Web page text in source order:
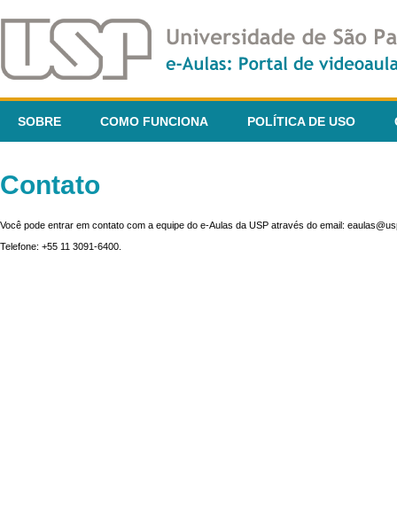
SOBRE COMO FUNCIONA POLÍTICA DE USO
Contato
Você pode entrar em contato com a equipe do e-Aulas da USP através do email:
Telefone: +55 11 3091-6400.